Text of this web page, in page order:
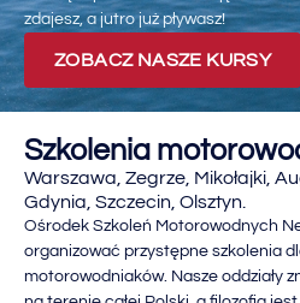
zdajesz, a jutro już pływasz!
ZOBACZ NASZE KURSY
Szkolenia
Warszawa, Zegrze, Mikołajki,
Gdynia, Szczecin, Olsztyn.
Ośrodek Szkoleń Motorowodnych
organizować przystępne szkolenia
motorowodniaków. Nasze oddziały